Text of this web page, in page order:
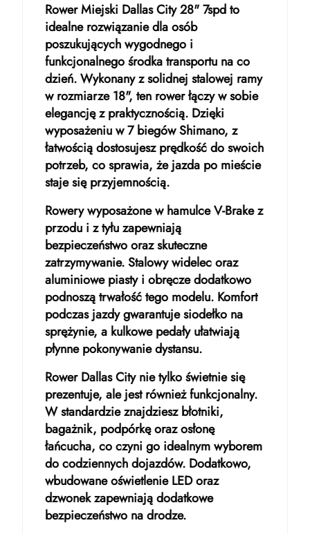
Rower Miejski Dallas City 28" 7spd to
idealne rozwiązanie dla osób
poszukujących wygodnego i
funkcjonalnego środka transportu na co
dzień. Wykonany z solidnej stalowej ramy
w rozmiarze 18", ten rower łączy w sobie
elegancję z praktycznością. Dzięki
wyposażeniu w 7 biegów Shimano, z
łatwością dostosujesz prędkość do swoich
potrzeb, co sprawia, że jazda po mieście
staje się przyjemnością.
Rowery wyposażone w hamulce V-Brake z
przodu i z tyłu zapewniają
bezpieczeństwo oraz skuteczne
zatrzymywanie. Stalowy widelec oraz
aluminiowe piasty i obręcze dodatkowo
podnoszą trwałość tego modelu. Komfort
podczas jazdy gwarantuje siodełko na
sprężynie, a kulkowe pedały ułatwiają
płynne pokonywanie dystansu.
Rower Dallas City nie tylko świetnie się
prezentuje, ale jest również funkcjonalny.
W standardzie znajdziesz błotniki,
bagażnik, podpórkę oraz osłonę
łańcucha, co czyni go idealnym wyborem
do codziennych dojazdów. Dodatkowo,
wbudowane oświetlenie LED oraz
dzwonek zapewniają dodatkowe
bezpieczeństwo na drodze.